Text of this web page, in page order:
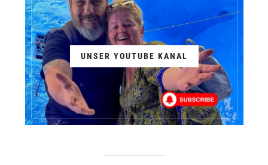
UNSER YOUTUBE KANAL